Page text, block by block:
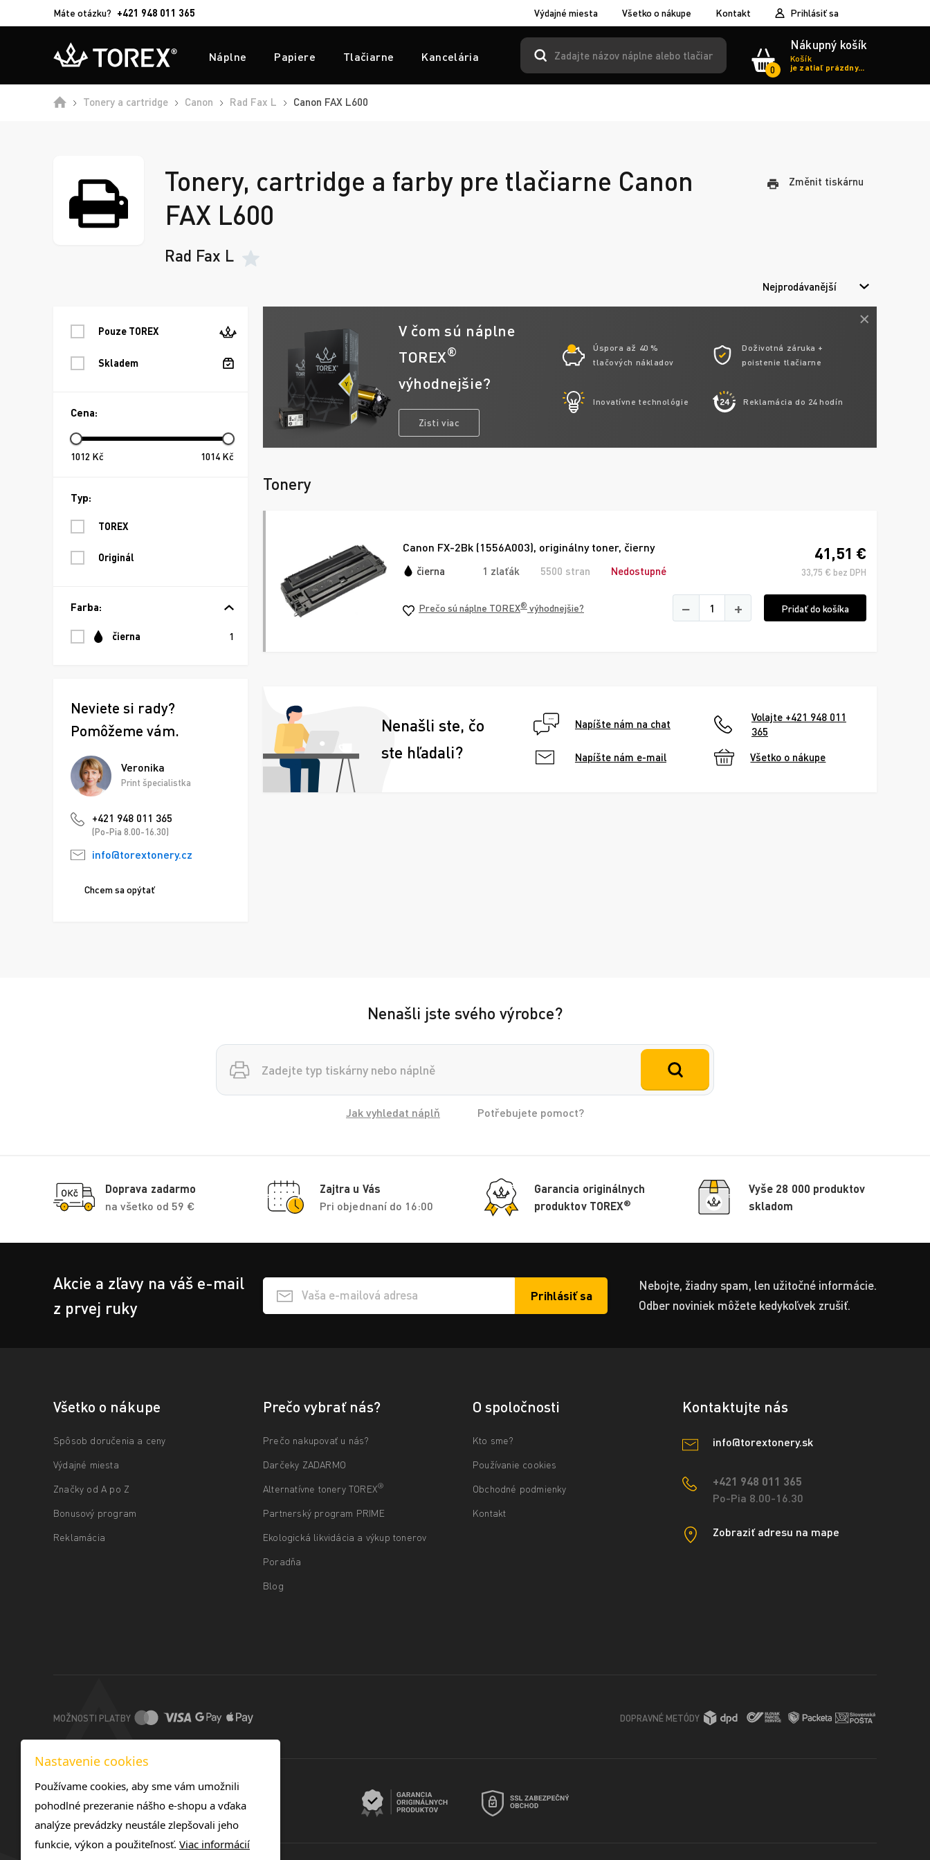
Máte otázku? +421 948 011 365 Výdajné miesta Všetko o nákupe Kontakt Prihlásiť sa
Náplne Papiere Tlačiarne Kancelária
0
Nákupný košík
Košík
je zatiaľ prázdny...
Tonery a cartridge Canon Rad Fax L Canon FAX L600
Tonery, cartridge a farby pre tlačiarne Canon
FAX L600
Rad Fax L
Změnit tiskárnu
Nejprodávanější
Pouze TOREX
Skladem
Cena:
1012 Kč 1014 Kč
Typ:
TOREX
Originál
Farba:
čierna 1
Neviete si rady?
Pomôžeme vám.
Veronika
Print špecialistka
+421 948 011 365
(Po-Pia 8.00-16.30)
info@torextonery.cz
Chcem sa opýtať
V čom sú náplne
TOREX®
výhodnejšie?
Zisti viac
Úspora až 40 %
tlačových nákladov
Doživotná záruka +
poistenie tlačiarne
Inovatívne technológie Reklamácia do 24 hodín
Tonery
Canon FX-2Bk (1556A003), originálny toner, čierny
čierna 1 zlaťák 5500 stran Nedostupné
41,51 €
33,75 € bez DPH
Prečo sú náplne TOREX® výhodnejšie? − + Pridať do košíka
Nenašli ste, čo
ste hľadali?
Napíšte nám na chat
Volajte +421 948 011
365
Napíšte nám e-mail Všetko o nákupe
Nenašli jste svého výrobce?
Vyhledávání
Jak vyhledat náplň Potřebujete pomoct?
Doprava zadarmo
na všetko od 59 €
Zajtra u Vás
Pri objednaní do 16:00
Garancia originálnych
produktov TOREX®
Vyše 28 000 produktov
skladom
Akcie a zľavy na váš e-mail
z prvej ruky
Přihlášení e-mailu k odběru Prihlásiť sa
Nebojte, žiadny spam, len užitočné informácie.
Odber noviniek môžete kedykoľvek zrušiť.
Všetko o nákupe
Spôsob doručenia a ceny
Výdajné miesta
Značky od A po Z
Bonusový program
Reklamácia
Prečo vybrať nás?
Prečo nakupovať u nás?
Darčeky ZADARMO
Alternatívne tonery TOREX®
Partnerský program PRIME
Ekologická likvidácia a výkup tonerov
Poradňa
Blog
O spoločnosti
Kto sme?
Používanie cookies
Obchodné podmienky
Kontakt
Kontaktujte nás
info@torextonery.sk
+421 948 011 365
Po-Pia 8.00-16.30
Zobraziť adresu na mape
MOŽNOSTI PLATBY DOPRAVNÉ METÓDY
Nastavenie cookies
Používame cookies, aby sme vám umožnili
pohodlné prezeranie nášho e-shopu a vďaka
analýze prevádzky neustále zlepšovali jeho
funkcie, výkon a použiteľnosť. Viac informácií